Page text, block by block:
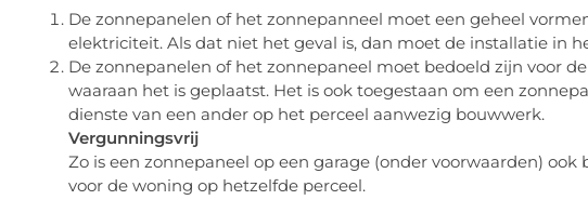
De zonnepanelen of het zonnepanneel moet een geheel
elektriciteit. Als dat niet het geval is, dan moet de installatie in
De zonnepanelen of het zonnepaneel moet bedoeld zijn voor
waaraan het is geplaatst. Het is ook toegestaan om een
dienste van een ander op het perceel aanwezig bouwwerk.
Vergunningsvrij
Zo is een zonnepaneel op een garage (onder voorwaarden)
voor de woning op hetzelfde perceel.